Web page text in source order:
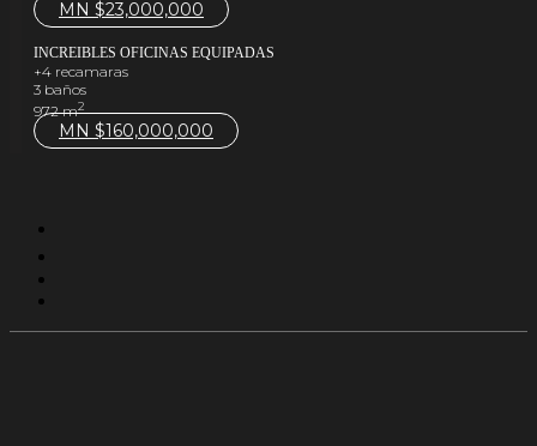
MN $23,000,000
INCREIBLES OFICINAS EQUIPADAS
+4 recamaras
3 baños
972 m2
MN $160,000,000